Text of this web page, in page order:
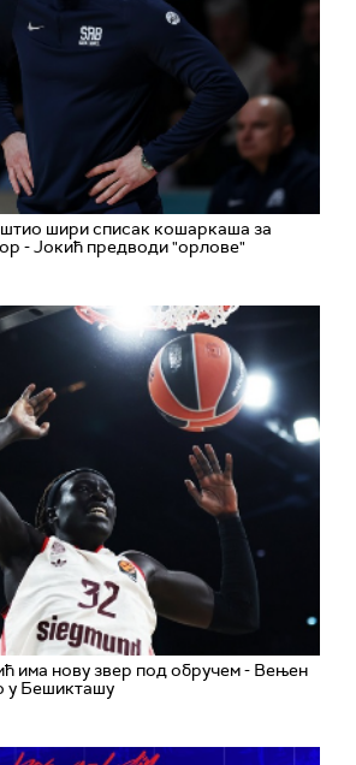
шири списак кошаркаша за
- Јокић предводи "орлове"
има нову звер под обручем - Вењен
у Бешикташу